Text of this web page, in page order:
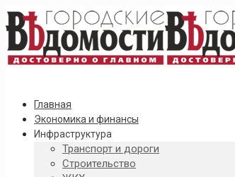
Главная
Экономика и финансы
Инфраструктура
Транспорт и дороги
Строительство